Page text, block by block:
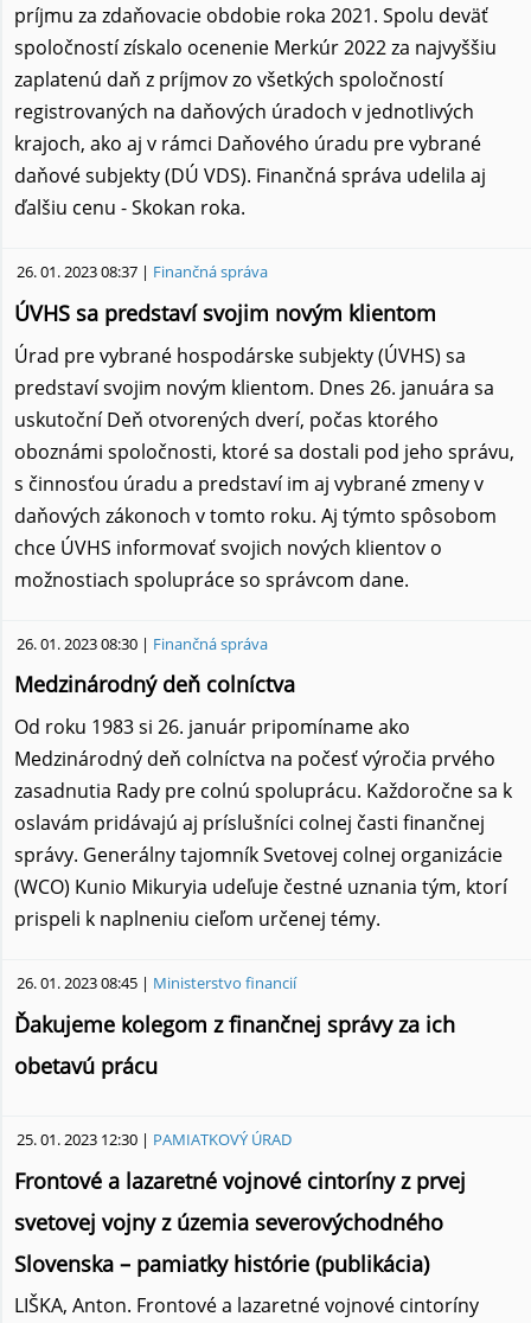
príjmu za zdaňovacie obdobie roka 2021. Spolu deväť
spoločností získalo ocenenie Merkúr 2022 za najvyššiu
zaplatenú daň z príjmov zo všetkých spoločností
registrovaných na daňových úradoch v jednotlivých
krajoch, ako aj v rámci Daňového úradu pre vybrané
daňové subjekty (DÚ VDS). Finančná správa udelila aj
ďalšiu cenu - Skokan roka.
26. 01. 2023 08:37 | Finančná správa
ÚVHS sa predstaví svojim novým klientom
Úrad pre vybrané hospodárske subjekty (ÚVHS) sa
predstaví svojim novým klientom. Dnes 26. januára sa
uskutoční Deň otvorených dverí, počas ktorého
oboznámi spoločnosti, ktoré sa dostali pod jeho správu,
s činnosťou úradu a predstaví im aj vybrané zmeny v
daňových zákonoch v tomto roku. Aj týmto spôsobom
chce ÚVHS informovať svojich nových klientov o
možnostiach spolupráce so správcom dane.
26. 01. 2023 08:30 | Finančná správa
Medzinárodný deň colníctva
Od roku 1983 si 26. január pripomíname ako
Medzinárodný deň colníctva na počesť výročia prvého
zasadnutia Rady pre colnú spoluprácu. Každoročne sa k
oslavám pridávajú aj príslušníci colnej časti finančnej
správy. Generálny tajomník Svetovej colnej organizácie
(WCO) Kunio Mikuryia udeľuje čestné uznania tým, ktorí
prispeli k naplneniu cieľom určenej témy.
26. 01. 2023 08:45 | Ministerstvo financií
Ďakujeme kolegom z finančnej správy za ich
obetavú prácu
25. 01. 2023 12:30 | PAMIATKOVÝ ÚRAD
Frontové a lazaretné vojnové cintoríny z prvej
svetovej vojny z územia severovýchodného
Slovenska – pamiatky histórie (publikácia)
LIŠKA, Anton. Frontové a lazaretné vojnové cintoríny